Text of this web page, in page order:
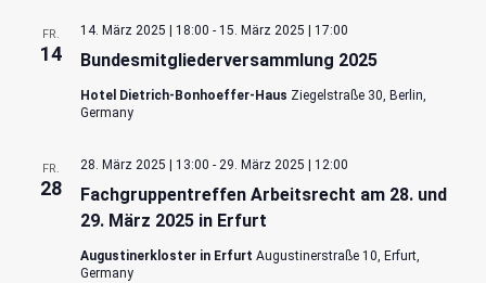
FR.
14 Bundesmitgliederversammlung 2025
14. März 2025 | 18:00 - 15. März 2025 | 17:00
Hotel Dietrich-Bonhoeffer-Haus Ziegelstraße 30, Berlin,
Germany
FR.
28
Fachgruppentreffen Arbeitsrecht am 28. und
29. März 2025 in Erfurt
28. März 2025 | 13:00 - 29. März 2025 | 12:00
Augustinerkloster in Erfurt Augustinerstraße 10, Erfurt,
Germany